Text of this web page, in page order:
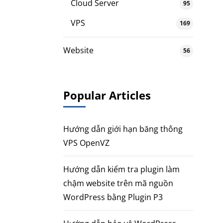
Cloud Server 95
VPS 169
Website 56
Popular Articles
Hướng dẫn giới hạn băng thông
VPS OpenVZ
Hướng dẫn kiểm tra plugin làm
chậm website trên mã nguồn
WordPress bằng Plugin P3